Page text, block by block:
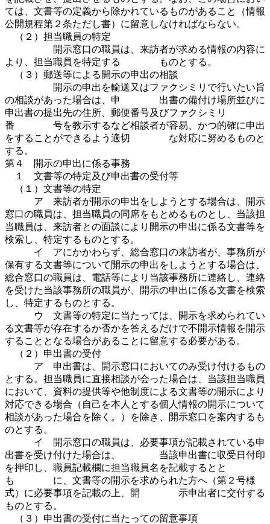
ては、文書等の定義から除かれているものがあること（情報
公開規程第２条ただし書）に留意しなければならない。
（２）担当職員の特定
開示窓口の職員は、来訪者が求める情報の内容に
より、担当職員を特定する ものとする。
（３）郵送等による開示の申出の相談
開示の申出を輸送又はファクシミリで行いたい旨
の相談があった場合は、申 出書の備付け場所並びに
申出書の提出先の住所、郵便番号及びファクシミリ
番 号を教示するなど相談者が容易、かつ的確に申出
をすることができるよう適切 な対応に努めるものと
する。
第４ 開示の申出に係る事務
１ 文書等の特定及び申出書の受付等
（１）文書等の特定
ア 来訪者が開示の申出をしようとする場合は、開示
窓口の職員は、担当職員の同席をもとめるものとし、当該担
当職員は、来訪者との面談により開示の申出に係る文書等を
検索し、特定するものとする。
イ アにかかわらず、総合窓口の来訪者が、事務所が
保有する文書等について開示の申出をしようとする場合は、
総合窓口の職員は、電話等により当該事務所に連絡し、連絡
を受けた当該事務所の職員が、開示の申出に係る文書を検索
し、特定するものとする。
ウ 文書等の特定に当たっては、開示を求められてい
る文書等が存在するか否かを答えるだけで不開示情報を開示
することとなる場合があることに留意する必要がある。
（２）申出書の受付
ア 申出書は、開示窓口においてのみ受け付けるもの
とする。担当職員に直接相談が会った場合は、当該担当職員
において、資料の提供等や他制度による文書等の開示により
対応できる場合（自己を本人とする個人情報の開示について
相談があった場合を除く。）を除き、開示窓口を案内するも
のとする。
イ 開示窓口の職員は、必要事項が記載されている申
出書を受け付けた場合は、 当該申出書に収受日付印
を押印し、職員記載欄に担当職員名を記載するとと
も に、文書等の開示を求められた方へ（第２号様
式）に必要事項を記載の上、開 示申出者に交付する
ものとする。
（３）申出書の受付に当たっての留意事項